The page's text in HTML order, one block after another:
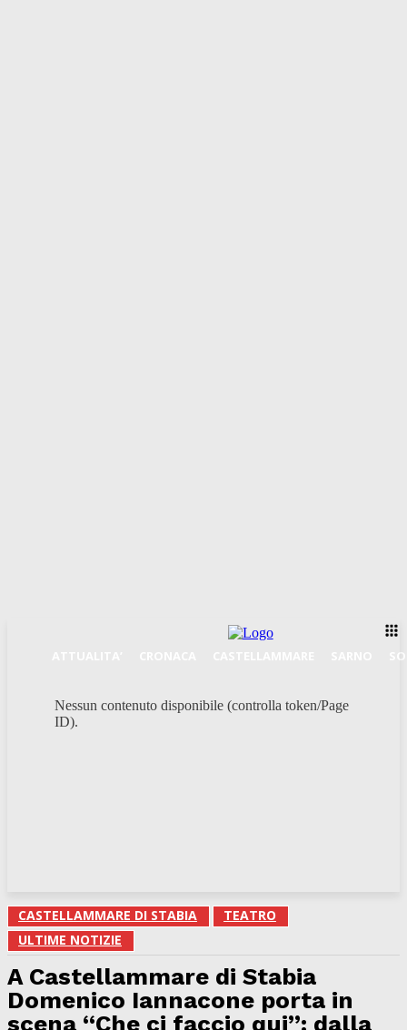
Nessun contenuto disponibile (controlla token/Page
ID).
CASTELLAMMARE DI STABIA
TEATRO
ULTIME NOTIZIE
A Castellammare di Stabia
Domenico Iannacone porta in
scena “Che ci faccio qui”: dalla